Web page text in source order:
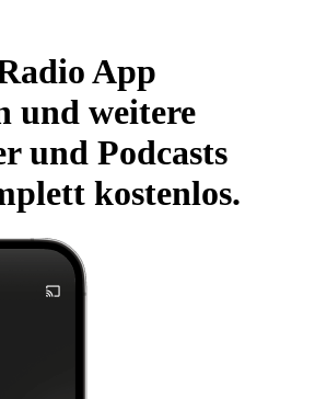
App
und weitere
und Podcasts
kostenlos.